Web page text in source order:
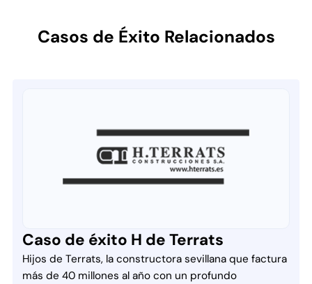
Casos de Éxito Relacionados
Caso de éxito H de Terrats
Hijos de Terrats, la constructora sevillana que factura
más de 40 millones al año con un profundo